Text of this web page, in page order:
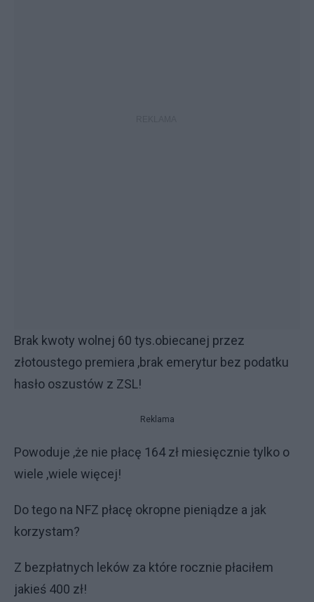
Brak kwoty wolnej 60 tys.obiecanej przez
złotoustego premiera ,brak emerytur bez podatku
hasło oszustów z ZSL!
Reklama
Powoduje ,że nie płacę 164 zł miesięcznie tylko o
wiele ,wiele więcej!
Do tego na NFZ płacę okropne pieniądze a jak
korzystam?
Z bezpłatnych leków za które rocznie płaciłem
jakieś 400 zł!